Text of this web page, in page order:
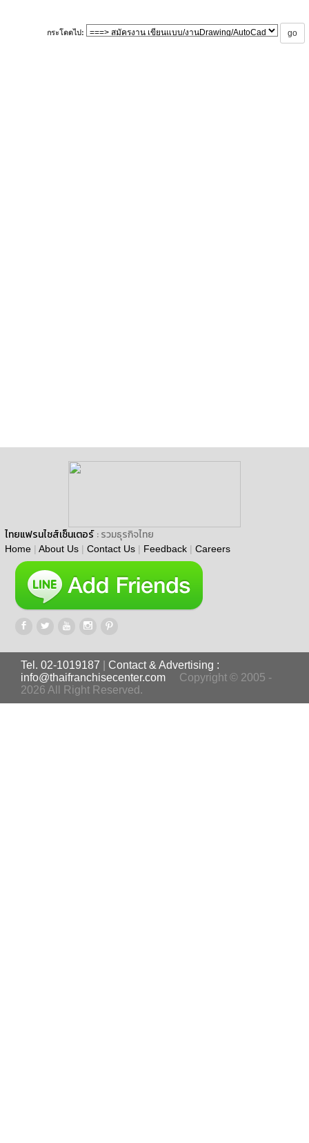
กระโดดไป:
ไทยแฟรนไชส์เซ็นเตอร์ : รวมธุรกิจไทย
Home | About Us | Contact Us | Feedback | Careers
Tel. 02-1019187
Contact & Advertising :
info@thaifranchisecenter.com
Copyright © 2005 -
2026 All Right Reserved.